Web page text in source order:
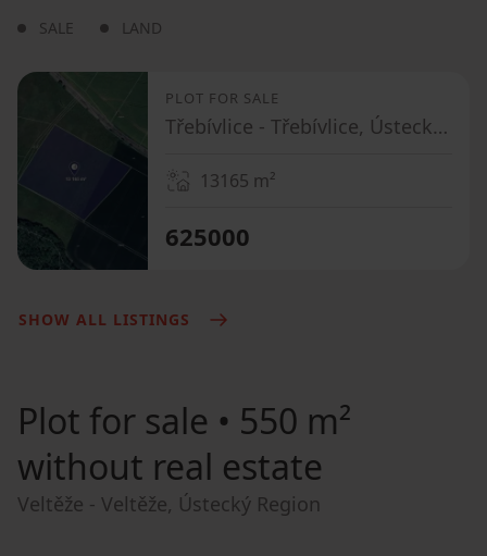
SALE LAND
PLOT FOR SALE
Třebívlice - Třebívlice, Ústecký Region
13165 m²
625000
SHOW ALL LISTINGS
Plot for sale • 550 m²
without real estate
Veltěže - Veltěže, Ústecký Region